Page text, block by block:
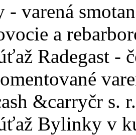
- varená
a
Radegast -
&carryčr s.
Bylinky v